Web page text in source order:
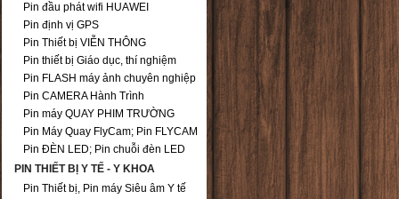
Pin đầu phát wifi HUAWEI
Pin định vị GPS
Pin Thiết bị VIỄN THÔNG
Pin thiết bị Giáo dục, thí nghiệm
Pin FLASH máy ảnh chuyên nghiệp
Pin CAMERA Hành Trình
Pin máy QUAY PHIM TRƯỜNG
Pin Máy Quay FlyCam; Pin FLYCAM
Pin ĐÈN LED; Pin chuỗi đèn LED
PIN THIẾT BỊ Y TẾ - Y KHOA
Pin Thiết bị, Pin máy Siêu âm Y tế